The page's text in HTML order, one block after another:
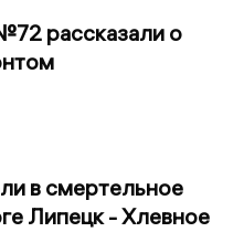
рассказали о
в смертельное
Липецк - Хлевное